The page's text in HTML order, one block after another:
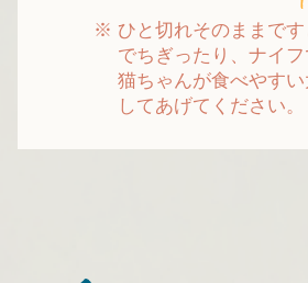
ひと切れそのままで
でちぎったり、ナイフ
猫ちゃんが食べやす
してあげてください。